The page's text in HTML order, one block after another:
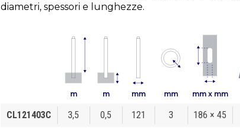
diametri, spessori e lunghezze.
m m mm mm mm x mm
CL121403C 3,5 0,5 121 3 186 × 45